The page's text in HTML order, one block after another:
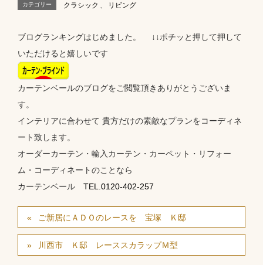
カテゴリー クラシック 、 リビング
ブログランキングはじめました。 ↓↓ポチッと押して押して
いただけると嬉しいです
カーテンベールのブログをご閲覧頂きありがとうございま
す。
インテリアに合わせて 貴方だけの素敵なプランをコーディネ
ート致します。
オーダーカーテン・輸入カーテン・カーペット・リフォー
ム・コーディネートのことなら
カーテンベール TEL.0120-402-257
ご新居にＡＤＯのレースを 宝塚 Ｋ邸
川西市 Ｋ邸 レーススカラップＭ型